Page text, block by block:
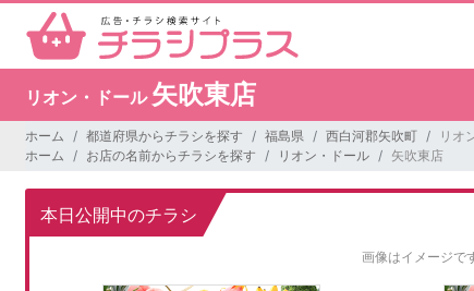
リオン・ドール 矢吹東店
ホーム 都道府県からチラシを探す 福島県 西白河郡矢吹町
リオ
ホーム
お店の名前からチラシを探す リオン・ドール 矢吹東店
本日公開中のチラシ
画像はイメージで